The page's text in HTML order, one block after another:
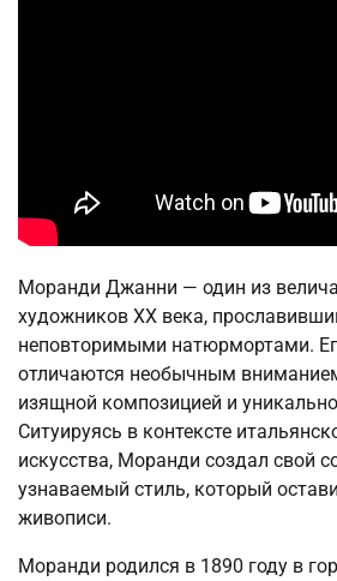
Моранди Джанни — один из
художников XX века,
неповторимыми натюрмортами.
отличаются необычным
изящной композицией и
Ситуируясь в контексте
искусства, Моранди создал свой
узнаваемый стиль, который
живописи.
Моранди родился в 1890 году в